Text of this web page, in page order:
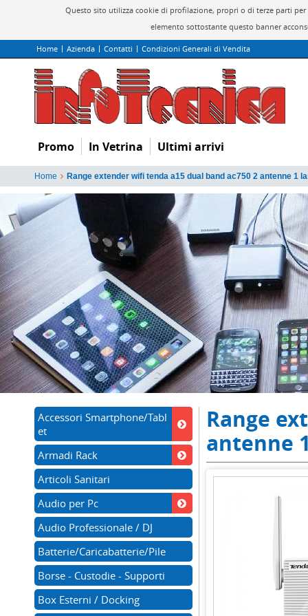
Questo sito utilizza cookie di profilazione, propri o di terze parti
elemento sottostante questo banner
Home Azienda Contatti Condizioni Generali di Vendita
Promo In Vetrina Ultimi arrivi
Home Range extender wifi tenda a15 dual band ac750 2 antenne 1
Range
antenne
Accessori Smartphone/Tabl
et
Armadi Rack
Articoli Sanitari
Audio per Pc
Audio Professionale / DJ
Batterie/Caricabatterie/Pile
Borse - Custodie - Supporti
Box Esterni / Docking